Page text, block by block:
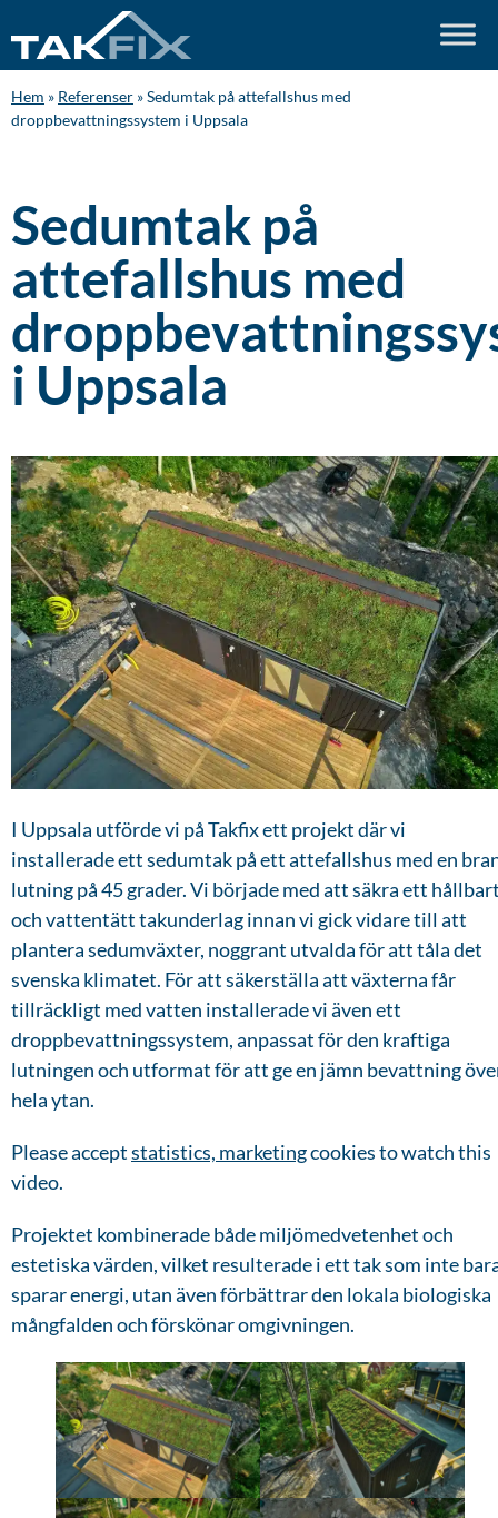
Hem » Referenser »Sedumtak på attefallshus med
droppbevattningssystem i Uppsala
Sedumtak på
attefallshus med
i Uppsala
I Uppsala utförde vi på Takfix ett projekt där vi
installerade ett sedumtak på ett attefallshus med en
lutning på 45 grader. Vi började med att säkra ett
och vattentätt takunderlag innan vi gick vidare till att
plantera sedumväxter, noggrant utvalda för att tåla det
svenska klimatet. För att säkerställa att växterna får
tillräckligt med vatten installerade vi även ett
droppbevattningssystem, anpassat för den kraftiga
lutningen och utformat för att ge en jämn bevattning
hela ytan.
Please acceptstatistics, marketingcookies to watch this
video.
Projektet kombinerade både miljömedvetenhet och
estetiska värden, vilket resulterade i ett tak som inte
sparar energi, utan även förbättrar den lokala biologiska
mångfalden och förskönar omgivningen.